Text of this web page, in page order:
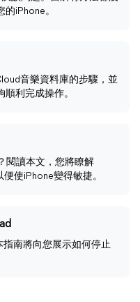
iPhone。
音樂資料庫的步驟，並
利完成操作。
閱讀本文，您將瞭解
使iPhone變得敏捷。
指南將向您展示如何停止